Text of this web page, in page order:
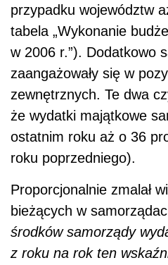
przypadku województw
tabela „Wykonanie
w 2006 r.”). Dodatkowo
zaangażowały się w
zewnętrznych. Te dwa
że wydatki majątkowe
ostatnim roku aż o 36
roku poprzedniego).
Proporcjonalnie zmalał
bieżących w
środków samorządy
z roku na rok ten